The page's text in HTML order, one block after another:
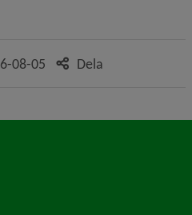
08-05 Dela